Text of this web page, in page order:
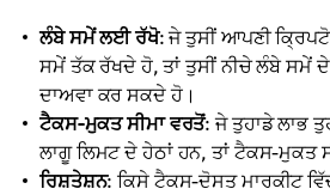
ਲੰਬੇ ਸਮੇਂ ਲਈ ਰੱਖੋ: ਜੇ ਤੁਸੀਂ ਆਪਣੀ
ਸਮੇਂ ਤੱਕ ਰੱਖਦੇ ਹੋ, ਤਾਂ ਤੁਸੀਂ ਨੀਚੇ ਲੰਬੇ ਸਮੇਂ
ਦਾਅਵਾ ਕਰ ਸਕਦੇ ਹੋ।
ਟੈਕਸ-ਮੁਕਤ ਸੀਮਾ ਵਰਤੋਂ: ਜੇ ਤੁਹਾਡੇ ਲਾਭ
ਲਾਗੂ ਲਿਮਟ ਦੇ ਹੇਠਾਂ ਹਨ, ਤਾਂ ਟੈਕਸ-ਮੁਕਤ
ਰਿਸ਼ਤੇਸ਼ਨ: ਕਿਸੇ ਟੈਕਸ-ਦੋਸਤ ਮਾਰਕੀਟ